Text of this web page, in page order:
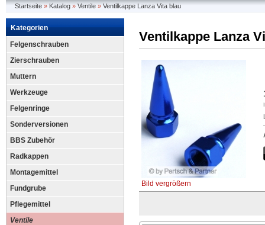
Startseite » Katalog » Ventile » Ventilkappe Lanza Vita blau
Kategorien
Felgenschrauben
Zierschrauben
Muttern
Werkzeuge
Felgenringe
Sonderversionen
BBS Zubehör
Radkappen
Montagemittel
Fundgrube
Pflegemittel
Ventile
Ventilkappe Lanza
Bild vergrößern